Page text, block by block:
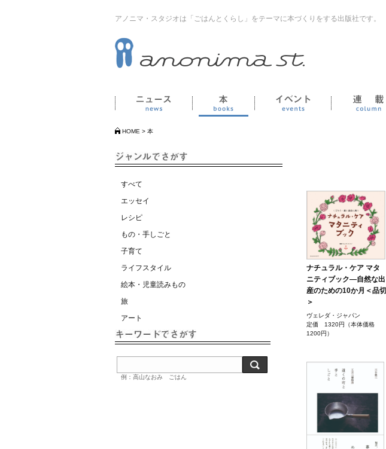
アノニマ・スタジオは「ごはんとくらし」をテーマに本づくりをする出版社です。
ニュース 本 イベント
HOME > 本
すべて
エッセイ
レシピ
もの・手しごと
子育て
ライフスタイル
絵本・児童読みもの
旅
アート
例：高山なおみ ごはん
ナチュラル・ケア マタ
ニティブック―自然な出
産のための10か月＜品切
＞
ヴェレダ・ジャパン
定価 1320円（本体価格
1200円）